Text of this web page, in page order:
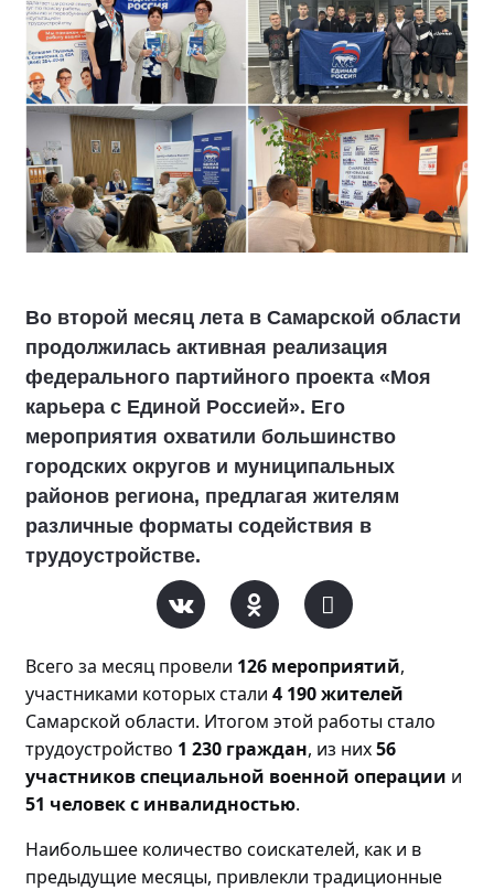
Во второй месяц лета в Самарской области
продолжилась активная реализация
федерального партийного проекта «Моя
карьера с Единой Россией». Его
мероприятия охватили большинство
городских округов и муниципальных
районов региона, предлагая жителям
различные форматы содействия в
трудоустройстве.
Всего за месяц провели 126 мероприятий,
участниками которых стали 4 190 жителей
Самарской области. Итогом этой работы стало
трудоустройство 1 230 граждан, из них56
участников специальной военной операции и
51 человек с инвалидностью.
Наибольшее количество соискателей, как и в
предыдущие месяцы, привлекли традиционные